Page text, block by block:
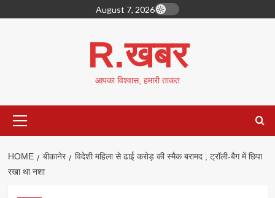
to
August 7, 2026
R.खबर
आपका विश्वास, हमारी ताकत
Menu
HOME बीकानेर
विदेशी महिला से ढाई करोड़ की स्मैक बरामद , ट्रॉली-बैग में छिपा
रखा था नशा